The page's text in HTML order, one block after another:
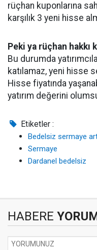
rüçhan kuponlarına
karşılık 3 yeni hisse
Peki ya rüçhan hakkı
Bu durumda
katılamaz, yeni hisse
Hisse fiyatında
yatırım değerini
Etiketler :
Bedelsiz sermaye
Sermaye
Dardanel bedelsiz
HABERE